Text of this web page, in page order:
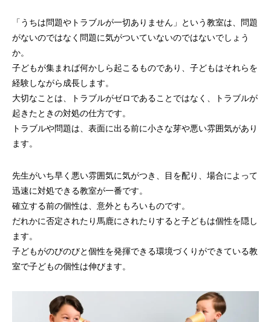
「うちは問題やトラブルが一切ありません」という教室は、問題
がないのではなく問題に気がついていないのではないでしょう
か。
子どもが集まれば何かしら起こるものであり、子どもはそれらを
経験しながら成長します。
大切なことは、トラブルがゼロであることではなく、トラブルが
起きたときの対処の仕方です。
トラブルや問題は、表面に出る前に小さな芽や悪い雰囲気があり
ます。
先生がいち早く悪い雰囲気に気がつき、目を配り、場合によって
迅速に対処できる教室が一番です。
確立する前の個性は、意外ともろいものです。
だれかに否定されたり馬鹿にされたりすると子どもは個性を隠し
ます。
子どもがのびのびと個性を発揮できる環境づくりができている教
室で子どもの個性は伸びます。